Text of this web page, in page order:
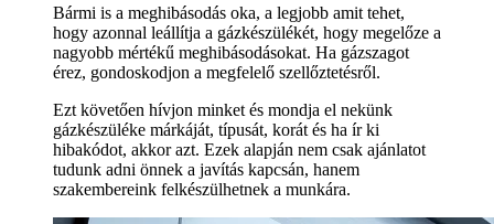
Bármi is a meghibásodás oka, a legjobb amit tehet,
hogy azonnal leállítja a gázkészülékét, hogy megelőze a
nagyobb mértékű meghibásodásokat. Ha gázszagot
érez, gondoskodjon a megfelelő szellőztetésről.
Ezt követően hívjon minket és mondja el nekünk
gázkészüléke márkáját, típusát, korát és ha ír ki
hibakódot, akkor azt. Ezek alapján nem csak ajánlatot
tudunk adni önnek a javítás kapcsán, hanem
szakembereink felkészülhetnek a munkára.